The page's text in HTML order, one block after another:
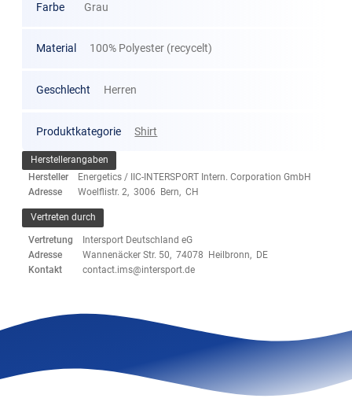
Farbe Grau
Material 100% Polyester (recycelt)
Geschlecht Herren
Produktkategorie Shirt
Herstellerangaben
Hersteller
Energetics / IIC-INTERSPORT Intern. Corporation GmbH
Adresse
Woelflistr. 2, 3006 Bern, CH
Vertreten durch
Vertretung
Intersport Deutschland eG
Adresse
Wannenäcker Str. 50, 74078 Heilbronn, DE
Kontakt
contact.ims@intersport.de